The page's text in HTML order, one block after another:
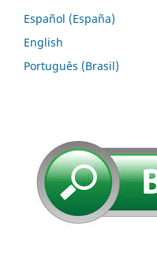
Español (España)
English
Português (Brasil)